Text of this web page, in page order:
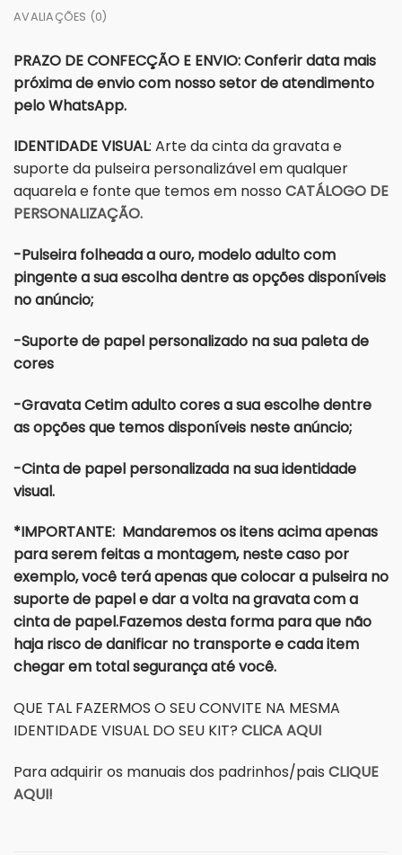
AVALIAÇÕES (0)
PRAZO DE CONFECÇÃO E ENVIO: Conferir data mais
próxima de envio com nosso setor de atendimento
pelo WhatsApp.
IDENTIDADE VISUAL: Arte da cinta da gravata e
suporte da pulseira personalizável em qualquer
aquarela e fonte que temos em nossoCATÁLOGO DE
PERSONALIZAÇÃO.
-Pulseira folheada a ouro, modelo adulto com
pingente a sua escolha dentre as opções disponíveis
no anúncio;
-Suporte de papel personalizado na sua paleta de
cores
-Gravata Cetim adulto cores a sua escolhe dentre
as opções que temos disponíveis neste anúncio;
-Cinta de papel personalizada na sua identidade
visual.
*IMPORTANTE: Mandaremos os itens acima apenas
para serem feitas a montagem, neste caso por
exemplo, você terá apenas que colocar a pulseira no
suporte de papel e dar a volta na gravata com a
cinta de papel.Fazemos desta forma para que não
haja risco de danificar no transporte e cada item
chegar em total segurança até você.
QUE TAL FAZERMOS O SEU CONVITE NA MESMA
IDENTIDADE VISUAL DO SEU KIT? CLICA AQUI
Para adquirir os manuais dos padrinhos/pais CLIQUE
AQUI!